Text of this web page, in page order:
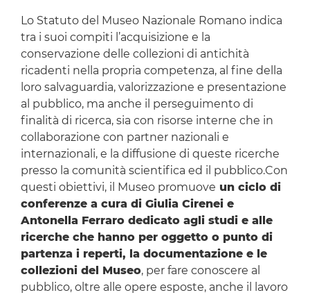
Lo Statuto del Museo Nazionale Romano indica
tra i suoi compiti l’acquisizione e la
conservazione delle collezioni di antichità
ricadenti nella propria competenza, al fine della
loro salvaguardia, valorizzazione e presentazione
al pubblico, ma anche il perseguimento di
finalità di ricerca, sia con risorse interne che in
collaborazione con partner nazionali e
internazionali, e la diffusione di queste ricerche
presso la comunità scientifica ed il pubblico.Con
questi obiettivi, il Museo promuove un ciclo di
conferenze a cura di Giulia Cirenei e
Antonella Ferraro dedicato agli studi e alle
ricerche che hanno per oggetto o punto di
partenza i reperti, la documentazione e le
collezioni del Museo, per fare conoscere al
pubblico, oltre alle opere esposte, anche il lavoro